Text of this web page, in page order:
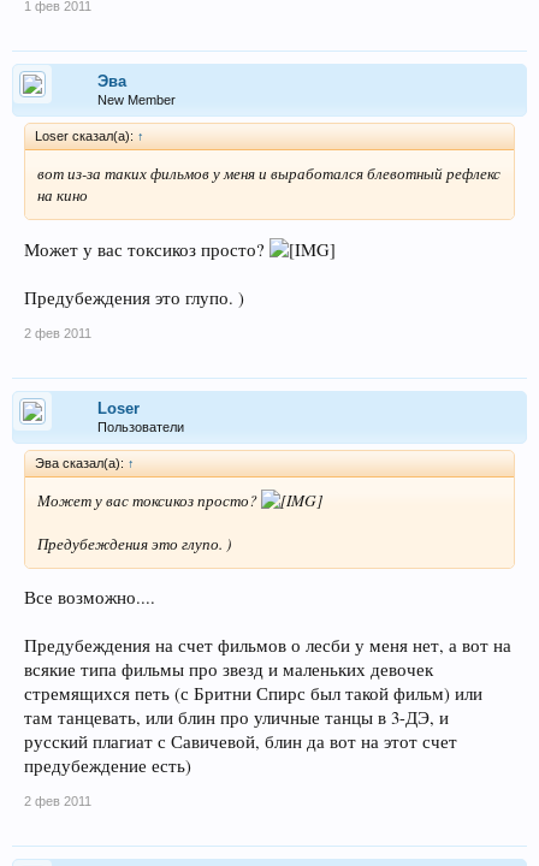
1 фев 2011
Эва
New Member
Loser сказал(а): ↑
вот из-за таких фильмов у меня и выработался блевотный рефлекс
на кино
Может у вас токсикоз просто?
Предубеждения это глупо. )
2 фев 2011
Loser
Пользователи
Эва сказал(а): ↑
Может у вас токсикоз просто?
Предубеждения это глупо. )
Все возможно....
Предубеждения на счет фильмов о лесби у меня нет, а вот на
всякие типа фильмы про звезд и маленьких девочек
стремящихся петь (с Бритни Спирс был такой фильм) или
там танцевать, или блин про уличные танцы в 3-ДЭ, и
русский плагиат с Савичевой, блин да вот на этот счет
предубеждение есть)
2 фев 2011